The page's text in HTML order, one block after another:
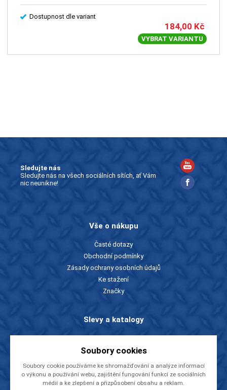
Dostupnost dle variant
184,00 Kč
VYBRAT VARIANTU
Sledujte nás
Sledujte nás na všech sociálních sítích, ať Vám
nic neunikne!
Vše o nákupu
Časté dotazy
Obchodní podmínky
Zásady ochrany osobních údajů
Ke stažení
Značky
Slevy a katalogy
Ceníky a katalogy
Soubory cookies
Soubory cookie používáme ke shromažďování a analýze informací
o výkonu a používání webu, zajištění fungování funkcí ze sociálních
médií a ke zlepšení a přizpůsobení obsahu a reklam.